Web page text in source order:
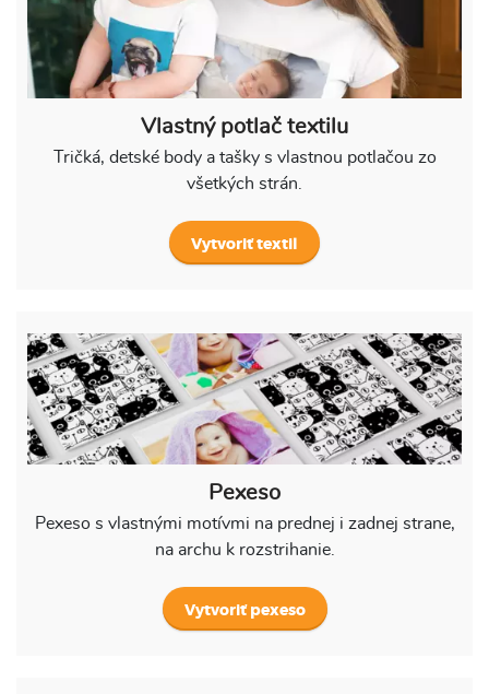
Vlastný potlač textilu
Tričká, detské body a tašky s vlastnou potlačou zo
všetkých strán.
Vytvoriť textil
Pexeso
Pexeso s vlastnými motívmi na prednej i zadnej strane,
na archu k rozstrihanie.
Vytvoriť pexeso